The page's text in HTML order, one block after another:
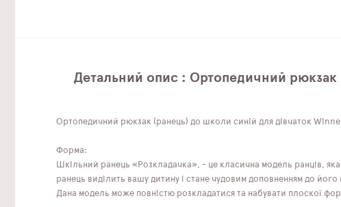
Детальний опис : Ортопедичний рюкзак
Ортопедичний рюкзак (ранець) до школи синій для дівчаток
Форма:
Шкільний ранець «Розкладачка», - це класична модель ранців,
ранець виділить вашу дитину і стане чудовим доповненням до його
Дана модель може повністю розкладатися та набувати плоскої